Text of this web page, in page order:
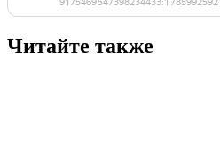
Читайте также